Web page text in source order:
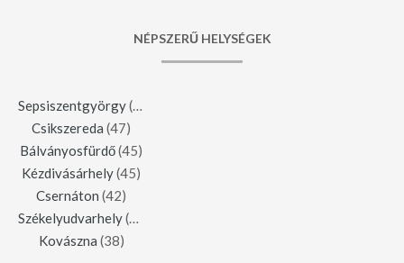
NÉPSZERŰ HELYSÉGEK
Sepsiszentgyörgy(123)
Csikszereda (47)
Bálványosfürdő(45)
Kézdivásárhely(45)
Csernáton (42)
Székelyudvarhely(42)
Kovászna (38)